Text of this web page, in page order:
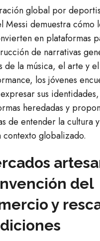
global por
Messi demuestra cómo
en plataformas
de narrativas
de la música, el arte y el
los jóvenes
sus
heredadas y
de entender la cultura
contexto globalizado.
del
y